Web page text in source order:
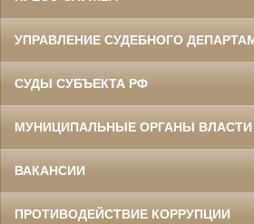
УПРАВЛЕНИЕ СУДЕБНОГО
СУДЫ СУБЪЕКТА РФ
МУНИЦИПАЛЬНЫЕ ОРГАНЫ ВЛАСТИ
ВАКАНСИИ
ПРОТИВОДЕЙСТВИЕ КОРРУПЦИИ